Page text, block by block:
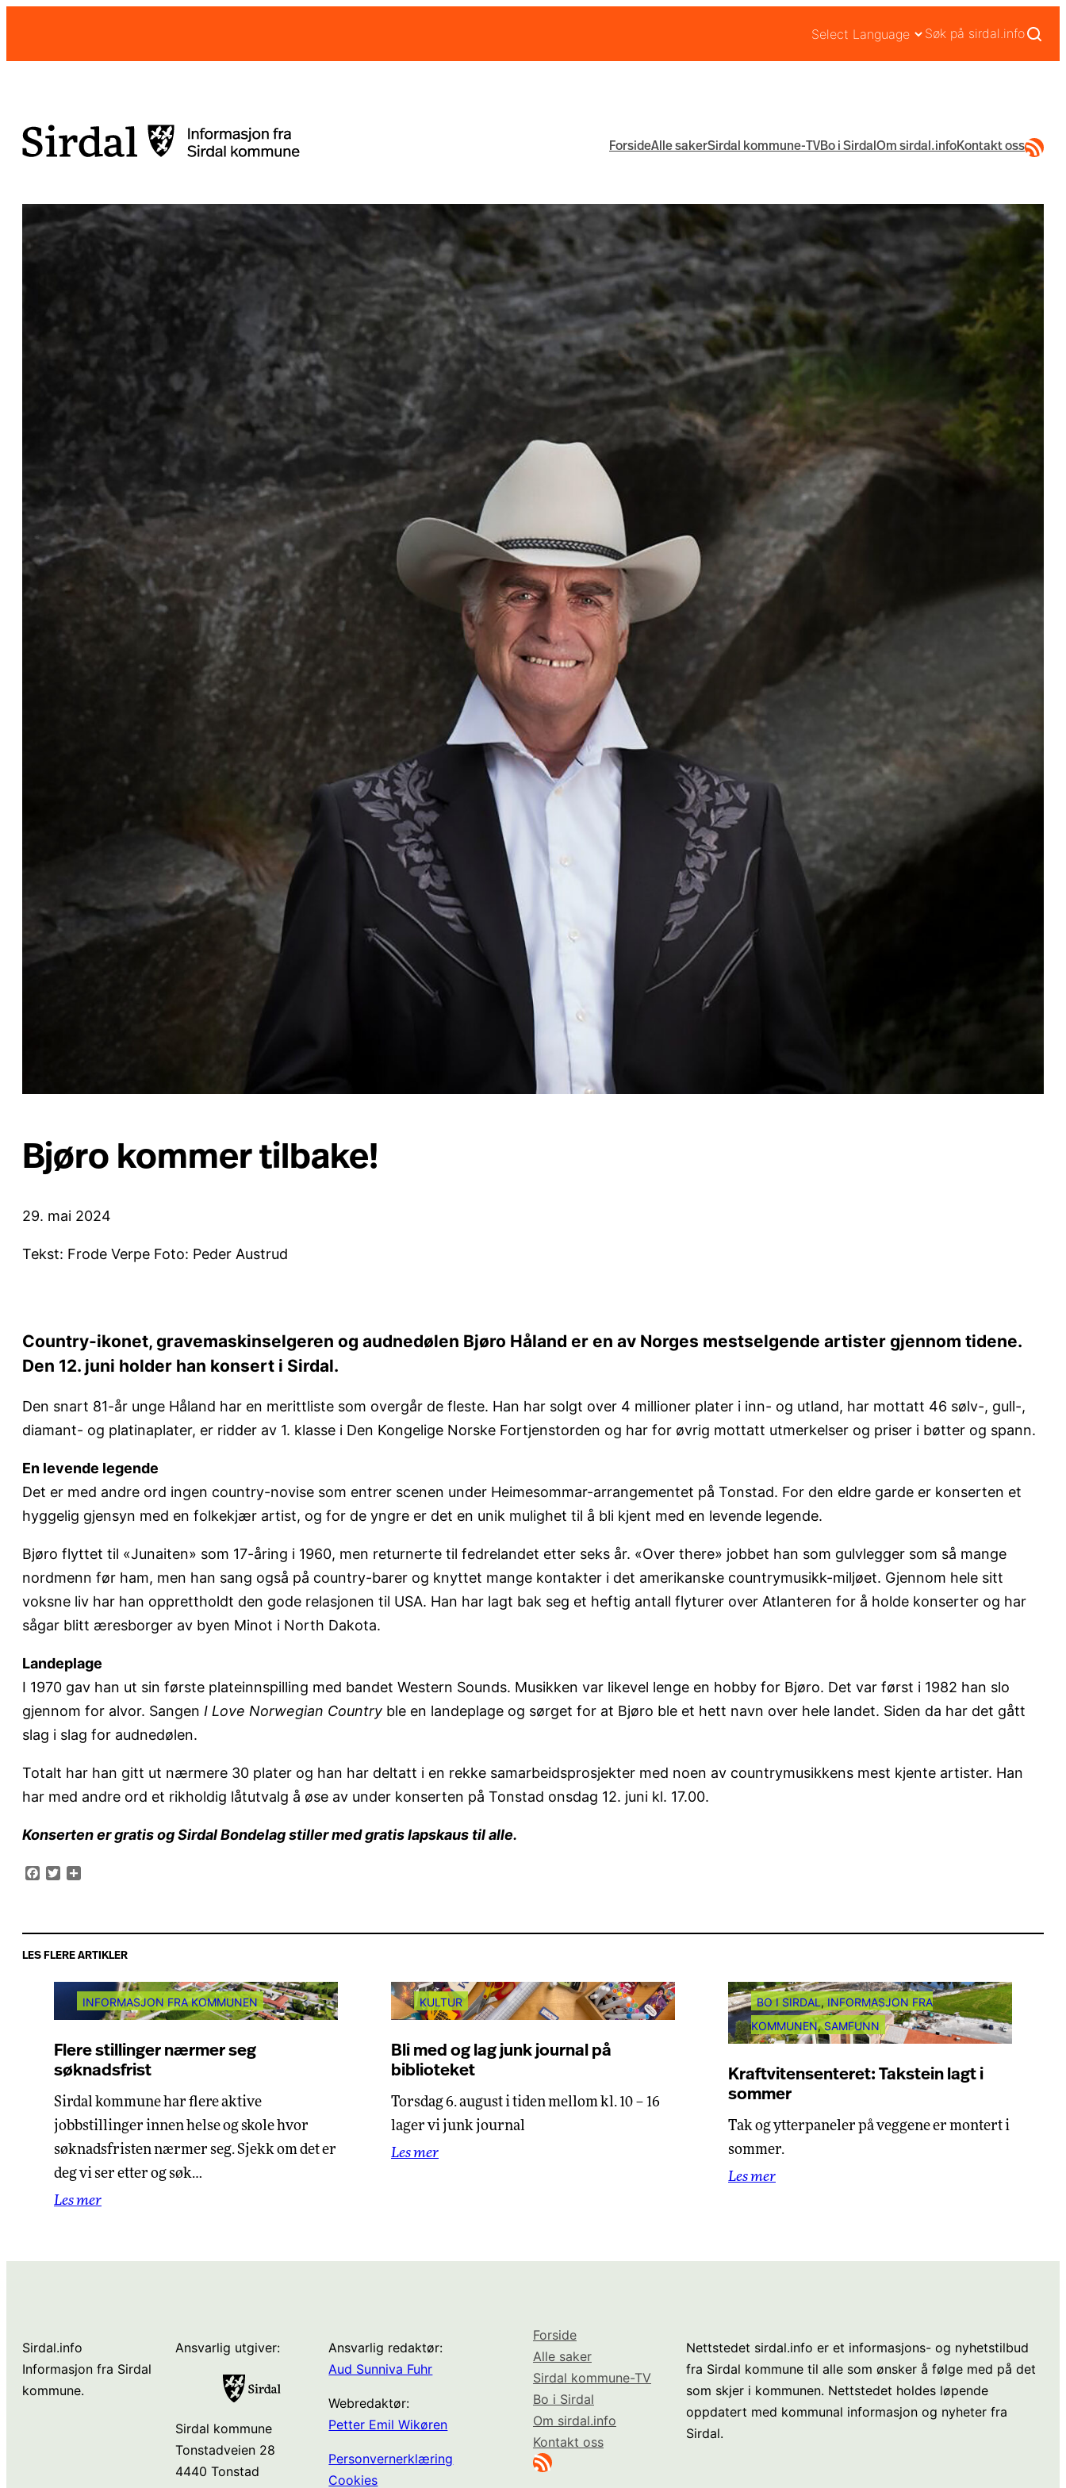
innhold
Søk på sirdal.info
ForsideAlle sakerSirdal kommune-TVBo i SirdalOm sirdal.infoKontakt ossRSS-
Bjøro kommer tilbake!
29. mai 2024
Tekst: Frode Verpe Foto: Peder Austrud
Country-ikonet, gravemaskinselgeren og audnedølen Bjøro Håland er en av Norges mestselgende artister gjennom tidene.
Den 12. juni holder han konsert i Sirdal.
Den snart 81-år unge Håland har en merittliste som overgår de fleste. Han har solgt over 4 millioner plater i inn- og utland, har mottatt 46 sølv-, gull-,
diamant- og platinaplater, er ridder av 1. klasse i Den Kongelige Norske Fortjenstorden og har for øvrig mottatt utmerkelser og priser i bøtter og spann.
En levende legende
Det er med andre ord ingen country-novise som entrer scenen under Heimesommar-arrangementet på Tonstad. For den eldre garde er konserten et
hyggelig gjensyn med en folkekjær artist, og for de yngre er det en unik mulighet til å bli kjent med en levende legende.
Bjøro flyttet til «Junaiten» som 17-åring i 1960, men returnerte til fedrelandet etter seks år. «Over there» jobbet han som gulvlegger som så mange
nordmenn før ham, men han sang også på country-barer og knyttet mange kontakter i det amerikanske countrymusikk-miljøet. Gjennom hele sitt
voksne liv har han opprettholdt den gode relasjonen til USA. Han har lagt bak seg et heftig antall flyturer over Atlanteren for å holde konserter og har
sågar blitt æresborger av byen Minot i North Dakota.
Landeplage
I 1970 gav han ut sin første plateinnspilling med bandet Western Sounds. Musikken var likevel lenge en hobby for Bjøro. Det var først i 1982 han slo
gjennom for alvor. Sangen I Love Norwegian Country ble en landeplage og sørget for at Bjøro ble et hett navn over hele landet. Siden da har det gått
slag i slag for audnedølen.
Totalt har han gitt ut nærmere 30 plater og han har deltatt i en rekke samarbeidsprosjekter med noen av countrymusikkens mest kjente artister. Han
har med andre ord et rikholdig låtutvalg å øse av under konserten på Tonstad onsdag 12. juni kl. 17.00.
Konserten er gratis og Sirdal Bondelag stiller med gratis lapskaus til alle.
Facebook
Twitter
LES FLERE ARTIKLER
INFORMASJON FRA KOMMUNEN
Flere stillinger nærmer seg
søknadsfrist
Sirdal kommune har flere aktive
jobbstillinger innen helse og skole hvor
søknadsfristen nærmer seg. Sjekk om det er
deg vi ser etter og søk…
Les mer
KULTUR
Bli med og lag junk journal på
biblioteket
Torsdag 6. august i tiden mellom kl. 10 – 16
lager vi junk journal
Les mer
BO I SIRDAL, INFORMASJON FRA
KOMMUNEN, SAMFUNN
Kraftvitensenteret: Takstein lagt i
sommer
Tak og ytterpaneler på veggene er montert i
sommer.
Les mer
Sirdal.info
Informasjon fra Sirdal
kommune.
Ansvarlig utgiver:
Sirdal kommune
Tonstadveien 28
4440 Tonstad
Ansvarlig redaktør:
Aud Sunniva Fuhr
Webredaktør:
Petter Emil Wikøren
Personvernerklæring
Cookies
Forside
Alle saker
Sirdal kommune-TV
Bo i Sirdal
Om sirdal.info
Kontakt oss
RSS-strøm
Nettstedet sirdal.info er et informasjons- og nyhetstilbud
fra Sirdal kommune til alle som ønsker å følge med på det
som skjer i kommunen. Nettstedet holdes løpende
oppdatert med kommunal informasjon og nyheter fra
Sirdal.